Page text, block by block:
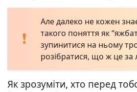
Але далеко не кожен
такого поняття як
зупинитися на ньому
розібратися, що ж це за
Як зрозуміти, хто перед